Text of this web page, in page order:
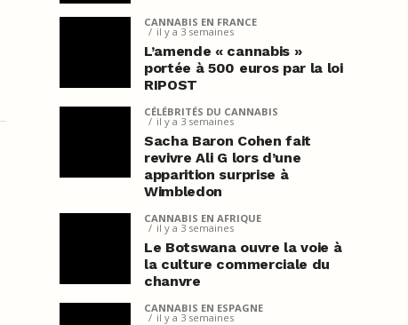
CANNABIS EN FRANCE
il y a 3 semaines
L’amende « cannabis »
portée à 500 euros par la loi
RIPOST
CÉLÉBRITÉS DU CANNABIS
il y a 3 semaines
Sacha Baron Cohen fait
revivre Ali G lors d’une
apparition surprise à
Wimbledon
CANNABIS EN AFRIQUE
il y a 3 semaines
Le Botswana ouvre la voie à
la culture commerciale du
chanvre
CANNABIS EN ESPAGNE
il y a 3 semaines